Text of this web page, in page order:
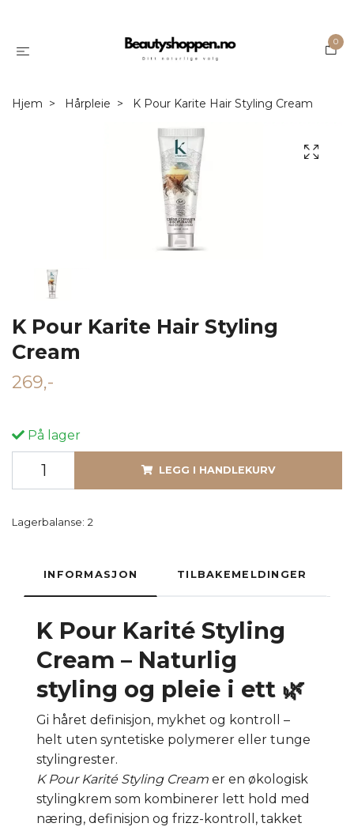
0
Hjem Hårpleie K Pour Karite Hair Styling Cream
K Pour Karite Hair Styling
Cream
269,-
På lager
LEGG I HANDLEKURV
Lagerbalanse: 2
INFORMASJON TILBAKEMELDINGER
K Pour Karité Styling
Cream – Naturlig
styling og pleie i ett 🌿
Gi håret definisjon, mykhet og kontroll –
helt uten syntetiske polymerer eller tunge
stylingrester.
K Pour Karité Styling Cream er en økologisk
stylingkrem som kombinerer lett hold med
næring, definisjon og frizz-kontroll, takket